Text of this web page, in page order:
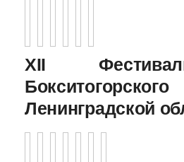
XII
Ленинградской